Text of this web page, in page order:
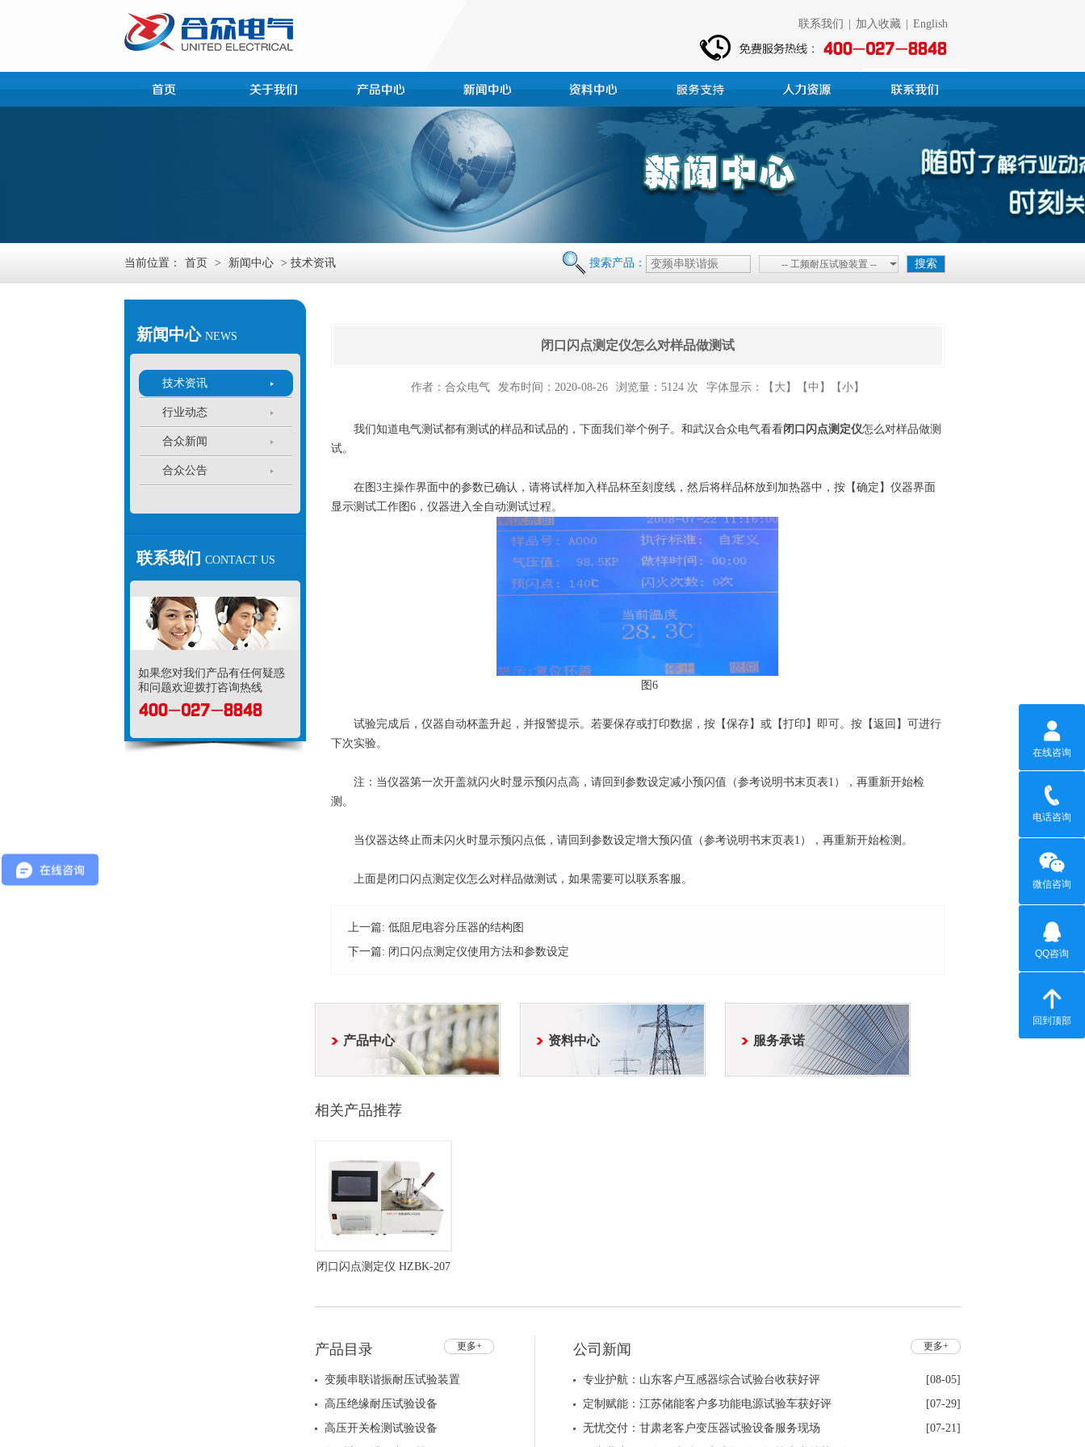
联系我们 加入收藏 English
当前位置： 首页 > 新闻中心 > 技术资讯 搜索产品： -- 工频耐压试验装置 --
新闻中心 NEWS
技术资讯
行业动态
合众新闻
合众公告
联系我们 CONTACT US
如果您对我们产品有任何疑惑
和问题欢迎拨打咨询热线
闭口闪点测定仪怎么对样品做测试
作者：合众电气 发布时间：2020-08-26 浏览量：5124 次 字体显示： 【大】 【中】 【小】
我们知道电气测试都有测试的样品和试品的，下面我们举个例子。和武汉合众电气看看闭口闪点测定仪怎么对样品做测
试。
在图3主操作界面中的参数已确认，请将试样加入样品杯至刻度线，然后将样品杯放到加热器中，按【确定】仪器界面
显示测试工作图6，仪器进入全自动测试过程。
图6
试验完成后，仪器自动杯盖升起，并报警提示。若要保存或打印数据，按【保存】或【打印】即可。按【返回】可进行
下次实验。
注：当仪器第一次开盖就闪火时显示预闪点高，请回到参数设定减小预闪值（参考说明书末页表1），再重新开始检
测。
当仪器达终止而未闪火时显示预闪点低，请回到参数设定增大预闪值（参考说明书末页表1），再重新开始检测。
上面是闭口闪点测定仪怎么对样品做测试，如果需要可以联系客服。
上一篇: 低阻尼电容分压器的结构图
下一篇: 闭口闪点测定仪使用方法和参数设定
产品中心 资料中心 服务承诺
相关产品推荐
闭口闪点测定仪 HZBK-207
更多+
产品目录
变频串联谐振耐压试验装置
高压绝缘耐压试验设备
高压开关检测试验设备
更多+
公司新闻
[08-05]
专业护航：山东客户互感器综合试验台收获好评
[07-29]
定制赋能：江苏储能客户多功能电源试验车获好评
[07-21]
无忧交付：甘肃老客户变压器试验设备服务现场
在线咨询
电话咨询
微信咨询
QQ咨询
回到顶部